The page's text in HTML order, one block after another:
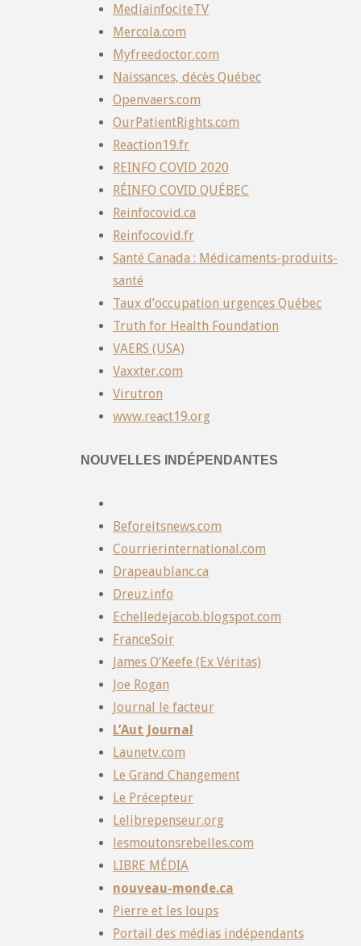
MediainfociteTV
Mercola.com
Myfreedoctor.com
Naissances, décès Québec
Openvaers.com
OurPatientRights.com
Reaction19.fr
REINFO COVID 2020
RÉINFO COVID QUÉBEC
Reinfocovid.ca
Reinfocovid.fr
Santé Canada : Médicaments-produits-
santé
Taux d’occupation urgences Québec
Truth for Health Foundation
VAERS (USA)
Vaxxter.com
Virutron
www.react19.org
NOUVELLES INDÉPENDANTES
Beforeitsnews.com
Courrierinternational.com
Drapeaublanc.ca
Dreuz.info
Echelledejacob.blogspot.com
FranceSoir
James O’Keefe (Ex Véritas)
Joe Rogan
Journal le facteur
L’Aut Journal
Launetv.com
Le Grand Changement
Le Précepteur
Lelibrepenseur.org
lesmoutonsrebelles.com
LIBRE MÉDIA
nouveau-monde.ca
Pierre et les loups
Portail des médias indépendants